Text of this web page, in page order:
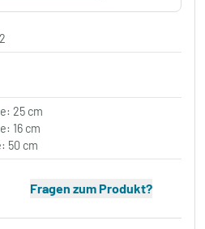
25 cm
16 cm
50 cm
Fragen zum Produkt?